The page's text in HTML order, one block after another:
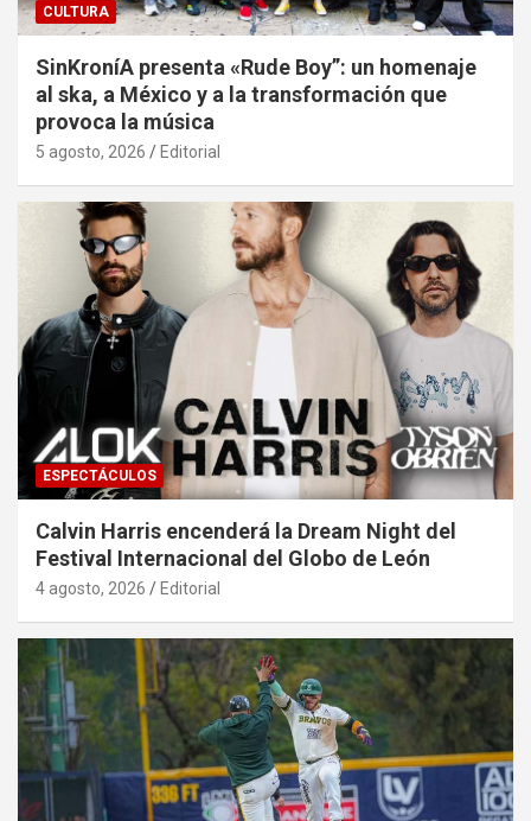
CULTURA
SinKroníA presenta «Rude Boy”: un homenaje
al ska, a México y a la transformación que
provoca la música
5 agosto, 2026 Editorial
ESPECTÁCULOS
Calvin Harris encenderá la Dream Night del
Festival Internacional del Globo de León
4 agosto, 2026 Editorial